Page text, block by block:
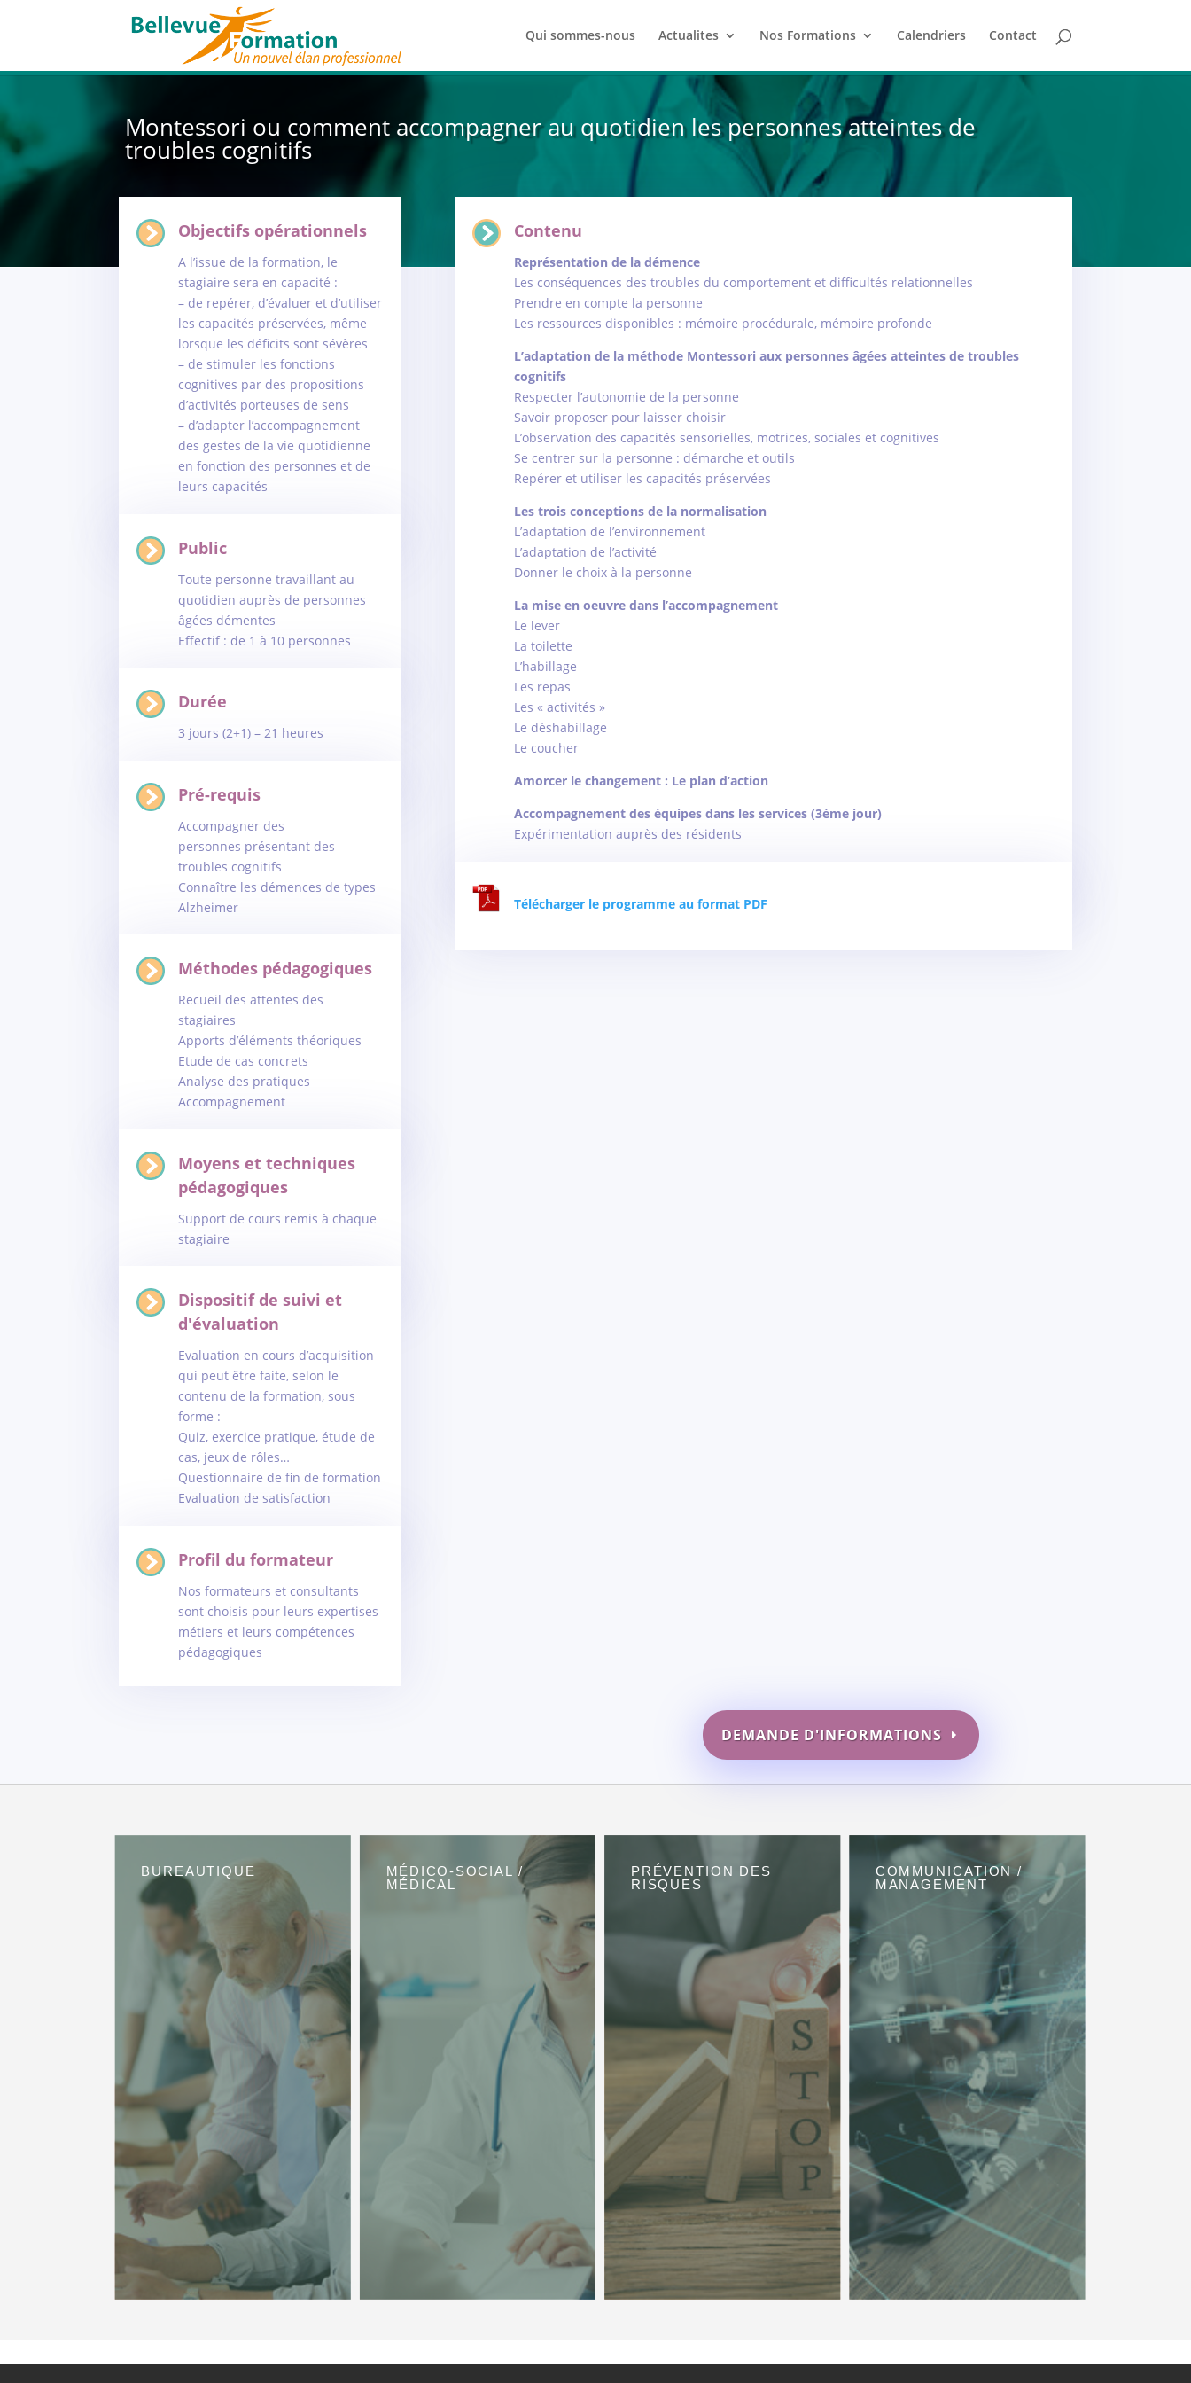
Qui sommes-nous Actualites Nos Formations Calendriers Contact
Montessori ou comment accompagner au quotidien les personnes atteintes de
troubles cognitifs
Objectifs opérationnels
A l’issue de la formation, le
stagiaire sera en capacité :
– de repérer, d’évaluer et d’utiliser
les capacités préservées, même
lorsque les déficits sont sévères
– de stimuler les fonctions
cognitives par des propositions
d’activités porteuses de sens
– d’adapter l’accompagnement
des gestes de la vie quotidienne
en fonction des personnes et de
leurs capacités
Public
Toute personne travaillant au
quotidien auprès de personnes
âgées démentes
Effectif : de 1 à 10 personnes
Durée
3 jours (2+1) – 21 heures
Pré-requis
Accompagner des
personnes présentant des
troubles cognitifs
Connaître les démences de types
Alzheimer
Méthodes pédagogiques
Recueil des attentes des
stagiaires
Apports d’éléments théoriques
Etude de cas concrets
Analyse des pratiques
Accompagnement
Moyens et techniques
pédagogiques
Support de cours remis à chaque
stagiaire
Dispositif de suivi et
d'évaluation
Evaluation en cours d’acquisition
qui peut être faite, selon le
contenu de la formation, sous
forme :
Quiz, exercice pratique, étude de
cas, jeux de rôles…
Questionnaire de fin de formation
Evaluation de satisfaction
Profil du formateur
Nos formateurs et consultants
sont choisis pour leurs expertises
métiers et leurs compétences
pédagogiques
Contenu
Représentation de la démence
Les conséquences des troubles du comportement et difficultés relationnelles
Prendre en compte la personne
Les ressources disponibles : mémoire procédurale, mémoire profonde
L’adaptation de la méthode Montessori aux personnes âgées atteintes de troubles
cognitifs
Respecter l’autonomie de la personne
Savoir proposer pour laisser choisir
L’observation des capacités sensorielles, motrices, sociales et cognitives
Se centrer sur la personne : démarche et outils
Repérer et utiliser les capacités préservées
Les trois conceptions de la normalisation
L’adaptation de l’environnement
L’adaptation de l’activité
Donner le choix à la personne
La mise en oeuvre dans l’accompagnement
Le lever
La toilette
L’habillage
Les repas
Les « activités »
Le déshabillage
Le coucher
Amorcer le changement : Le plan d’action
Accompagnement des équipes dans les services (3ème jour)
Expérimentation auprès des résidents
Télécharger le programme au format PDF
DEMANDE D'INFORMATIONS
BUREAUTIQUE
MÉDICO-SOCIAL /
MÉDICAL
PRÉVENTION DES
RISQUES
COMMUNICATION /
MANAGEMENT